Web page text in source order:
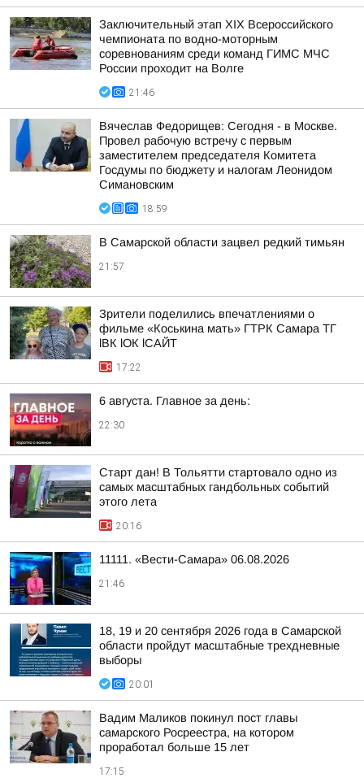
Заключительный этап XIХ Всероссийского
чемпионата по водно-моторным
соревнованиям среди команд ГИМС МЧС
России проходит на Волге
21:46
Вячеслав Федорищев: Сегодня - в Москве.
Провел рабочую встречу с первым
заместителем председателя Комитета
Госдумы по бюджету и налогам Леонидом
Симановским
18:59
В Самарской области зацвел редкий тимьян
21:57
Зрители поделились впечатлениями о
фильме «Коськина мать» ГТРК Самара ТГ
lВК lОК lСАЙТ
17:22
6 августа. Главное за день:
22:30
Старт дан! В Тольятти стартовало одно из
самых масштабных гандбольных событий
этого лета
20:16
11111. «Вести-Самара» 06.08.2026
21:46
18, 19 и 20 сентября 2026 года в Самарской
области пройдут масштабные трехдневные
выборы
20:01
Вадим Маликов покинул пост главы
самарского Росреестра, на котором
проработал больше 15 лет
17:15